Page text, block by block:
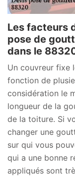
Les facteurs
pose de
dans le
Un couvreur fixe
fonction de
considération le
longueur de la
de la toiture. Si
changer une
sur qui vous
qui a une bonne
appliqués sont